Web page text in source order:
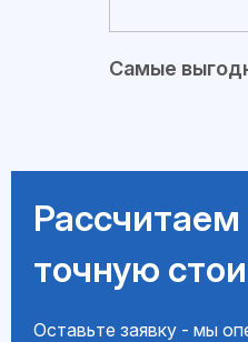
Самые
Рассчитаем
точную
Оставьте заявку - мы